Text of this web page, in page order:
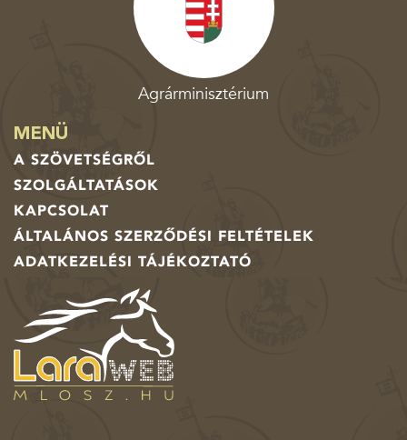
Agrárminisztérium
MENÜ
A SZÖVETSÉGRŐL
SZOLGÁLTATÁSOK
KAPCSOLAT
ÁLTALÁNOS SZERZŐDÉSI FELTÉTELEK
ADATKEZELÉSI TÁJÉKOZTATÓ